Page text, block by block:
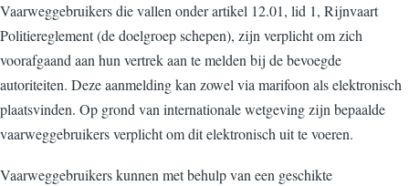
Vaarweggebruikers die vallen onder artikel 12.01, lid 1, Rijnvaart
Politiereglement (de doelgroep schepen), zijn verplicht om zich
voorafgaand aan hun vertrek aan te melden bij de bevoegde
autoriteiten. Deze aanmelding kan zowel via marifoon als elektronisch
plaatsvinden. Op grond van internationale wetgeving zijn bepaalde
vaarweggebruikers verplicht om dit elektronisch uit te voeren.
Vaarweggebruikers kunnen met behulp van een geschikte